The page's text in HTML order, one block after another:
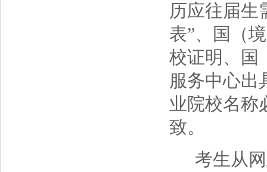
历应往届生
表”、国（
校证明、国
服务中心出
业院校名称
致。
考生从